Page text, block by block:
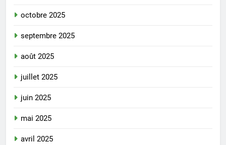
octobre 2025
septembre 2025
août 2025
juillet 2025
juin 2025
mai 2025
avril 2025